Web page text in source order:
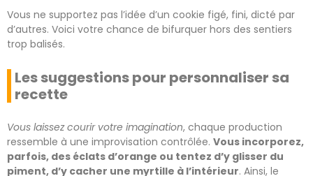
Vous ne supportez pas l’idée d’un cookie figé, fini, dicté par
d’autres. Voici votre chance de bifurquer hors des sentiers
trop balisés.
Les suggestions pour personnaliser sa
recette
Vous laissez courir votre imagination, chaque production
ressemble à une improvisation contrôlée. Vous incorporez,
parfois, des éclats d’orange ou tentez d’y glisser du
piment, d’y cacher une myrtille à l’intérieur. Ainsi, le